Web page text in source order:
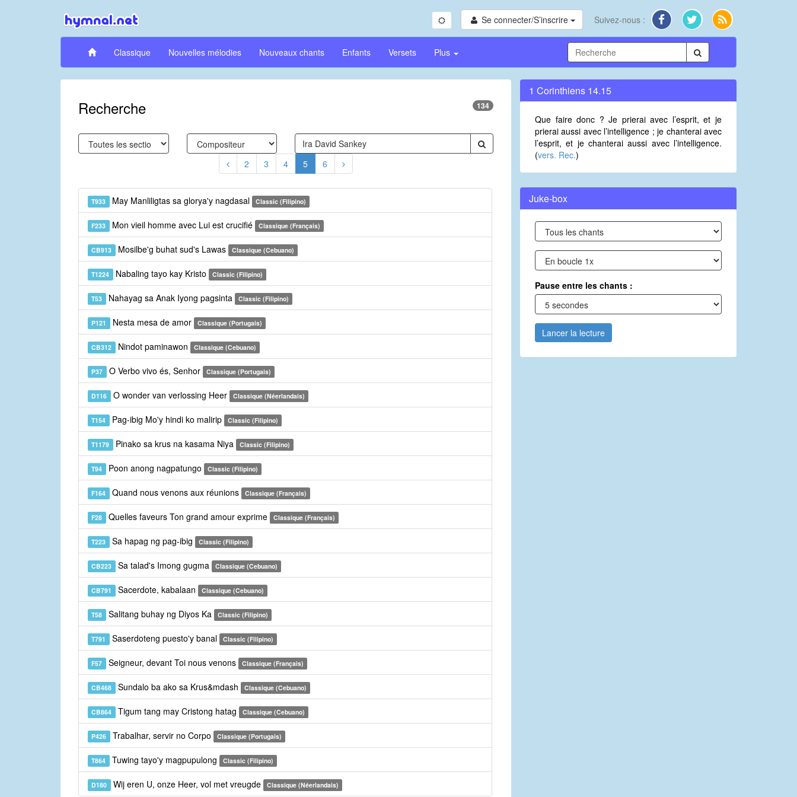
Se connecter/S’inscrire Suivez-nous :
Classique Nouvelles mélodies Nouveaux chants Enfants Versets Plus
Recherche 134
2 3 4 5 6
T933 May Manliligtas sa glorya'y nagdasal Classic (Filipino)
F233 Mon vieil homme avec Lui est crucifié Classique (Français)
CB913 Mosilbe'g buhat sud's Lawas Classique (Cebuano)
T1224 Nabaling tayo kay Kristo Classic (Filipino)
T53 Nahayag sa Anak Iyong pagsinta Classic (Filipino)
P121 Nesta mesa de amor Classique (Portugais)
CB312 Nindot paminawon Classique (Cebuano)
P37 O Verbo vivo és, Senhor Classique (Portugais)
D116 O wonder van verlossing Heer Classique (Néerlandais)
T154 Pag-ibig Mo'y hindi ko malirip Classic (Filipino)
T1179 Pinako sa krus na kasama Niya Classic (Filipino)
T94 Poon anong nagpatungo Classic (Filipino)
F164 Quand nous venons aux réunions Classique (Français)
F28 Quelles faveurs Ton grand amour exprime Classique (Français)
T223 Sa hapag ng pag-ibig Classic (Filipino)
CB223 Sa talad's Imong gugma Classique (Cebuano)
CB791 Sacerdote, kabalaan Classique (Cebuano)
T58 Salitang buhay ng Diyos Ka Classic (Filipino)
T791 Saserdoteng puesto'y banal Classic (Filipino)
F57 Seigneur, devant Toi nous venons Classique (Français)
CB468 Sundalo ba ako sa Krus&mdash Classique (Cebuano)
CB864 Tigum tang may Cristong hatag Classique (Cebuano)
P426 Trabalhar, servir no Corpo Classique (Portugais)
T864 Tuwing tayo'y magpupulong Classic (Filipino)
D180 Wij eren U, onze Heer, vol met vreugde Classique (Néerlandais)
1 Corinthiens 14.15
Que faire donc ? Je prierai avec l’esprit, et je
prierai aussi avec l’intelligence ; je chanterai avec
l’esprit, et je chanterai aussi avec l’intelligence.
(vers. Rec.)
Juke-box
Pause entre les chants :
Lancer la lecture